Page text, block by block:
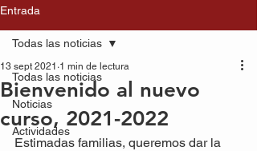
Entrada
Todas las noticias
Noticias
Actividades
Todas las noticias
Bienvenido al nuevo
curso, 2021-2022
13 sept 2021 1 min de lectura
Estimadas familias, queremos dar la